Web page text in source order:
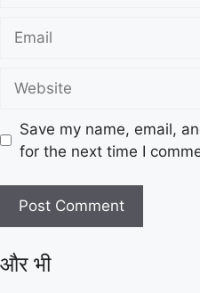
Save my name, email,
for the next time I
और भी